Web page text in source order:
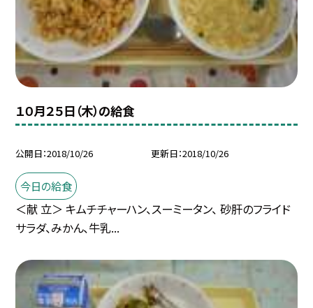
１０月２５日（木）の給食
公開日 2018/10/26 更新日 2018/10/26
今日の給食
＜献 立＞ キムチチャーハン、スーミータン、 砂肝のフライド
サラダ、みかん、牛乳...